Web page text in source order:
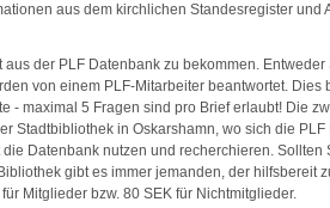
aus dem kirchlichen Standesregister und
aus der PLF Datenbank zu bekommen.
von einem PLF-Mitarbeiter beantwortet. Dies
- maximal 5 Fragen sind pro Brief erlaubt! Die
Stadtbibliothek in Oskarshamn, wo sich die
Datenbank nutzen und recherchieren.
gibt es immer jemanden, der hilfsbereit
Mitglieder bzw. 80 SEK für Nichtmitglieder.